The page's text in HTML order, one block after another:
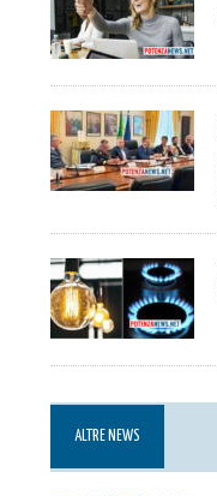
ALTRE NEWS